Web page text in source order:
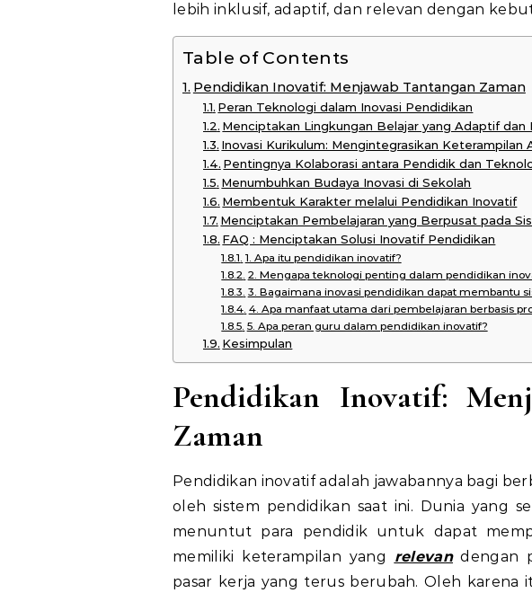
lebih inklusif, adaptif, dan relevan dengan
Table of Contents
Pendidikan Inovatif: Menjawab Tantangan Zaman
Peran Teknologi dalam Inovasi Pendidikan
Menciptakan Lingkungan Belajar yang Adaptif dan
Inovasi Kurikulum: Mengintegrasikan Keterampilan
Pentingnya Kolaborasi antara Pendidik dan
Menumbuhkan Budaya Inovasi di Sekolah
Membentuk Karakter melalui Pendidikan Inovatif
Menciptakan Pembelajaran yang Berpusat pada
FAQ : Menciptakan Solusi Inovatif Pendidikan
1. Apa itu pendidikan inovatif?
2. Mengapa teknologi penting dalam pendidikan
3. Bagaimana inovasi pendidikan dapat membantu
4. Apa manfaat utama dari pembelajaran berbasis
5. Apa peran guru dalam pendidikan inovatif?
Kesimpulan
Pendidikan Inovatif:
Zaman
Pendidikan inovatif adalah jawabannya bagi
oleh sistem pendidikan saat ini. Dunia yang
menuntut para pendidik untuk dapat
memiliki keterampilan yang relevandengan
pasar kerja yang terus berubah. Oleh karena